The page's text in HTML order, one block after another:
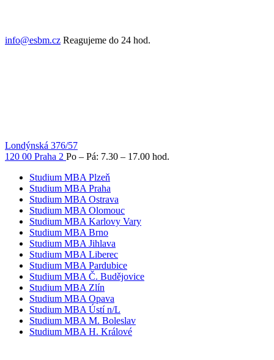
info@esbm.cz Reagujeme do 24 hod.
Londýnská 376/57
120 00 Praha 2 Po – Pá: 7.30 – 17.00 hod.
Studium MBA Plzeň
Studium MBA Praha
Studium MBA Ostrava
Studium MBA Olomouc
Studium MBA Karlovy Vary
Studium MBA Brno
Studium MBA Jihlava
Studium MBA Liberec
Studium MBA Pardubice
Studium MBA Č. Budějovice
Studium MBA Zlín
Studium MBA Opava
Studium MBA Ústí n/L
Studium MBA M. Boleslav
Studium MBA H. Králové